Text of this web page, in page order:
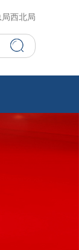
西北局